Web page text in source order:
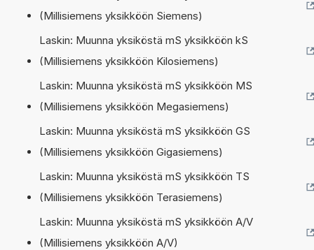
(Millisiemens yksikköön Siemens)
Laskin: Muunna yksiköstä mS yksikköön kS
(Millisiemens yksikköön Kilosiemens)
Laskin: Muunna yksiköstä mS yksikköön MS
(Millisiemens yksikköön Megasiemens)
Laskin: Muunna yksiköstä mS yksikköön GS
(Millisiemens yksikköön Gigasiemens)
Laskin: Muunna yksiköstä mS yksikköön TS
(Millisiemens yksikköön Terasiemens)
Laskin: Muunna yksiköstä mS yksikköön A/V
(Millisiemens yksikköön A/V)